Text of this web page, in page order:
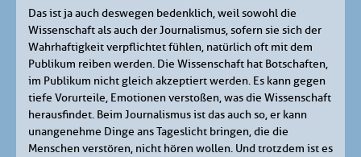
Das ist ja auch deswegen bedenklich, weil sowohl die
Wissenschaft als auch der Journalismus, sofern sie sich der
Wahrhaftigkeit verpflichtet fühlen, natürlich oft mit dem
Publikum reiben werden. Die Wissenschaft hat Botschaften,
im Publikum nicht gleich akzeptiert werden. Es kann gegen
tiefe Vorurteile, Emotionen verstoßen, was die Wissenschaft
herausfindet. Beim Journalismus ist das auch so, er kann
unangenehme Dinge ans Tageslicht bringen, die die
Menschen verstören, nicht hören wollen. Und trotzdem ist es